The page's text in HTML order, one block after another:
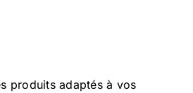
produits adaptés à vos